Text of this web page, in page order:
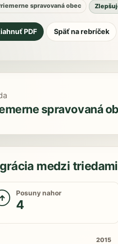
spravovaná obec
PDF Späť na rebríček
spravovaná
medzi triedami
↑ Posuny nahor
4
2015